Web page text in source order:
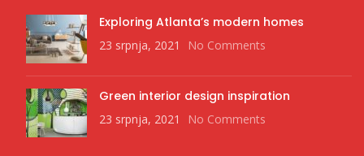
Exploring Atlanta’s modern homes
23 srpnja, 2021 No Comments
Green interior design inspiration
23 srpnja, 2021 No Comments